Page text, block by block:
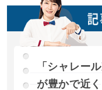
「シャレー
が豊かで近